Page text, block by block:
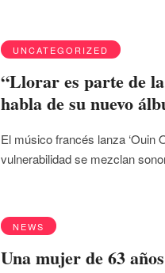
UNCATEGORIZED
“Llorar es parte de
habla de su nuevo
El músico francés lanza ‘Ouin
vulnerabilidad se mezclan
NEWS
Una mujer de 63